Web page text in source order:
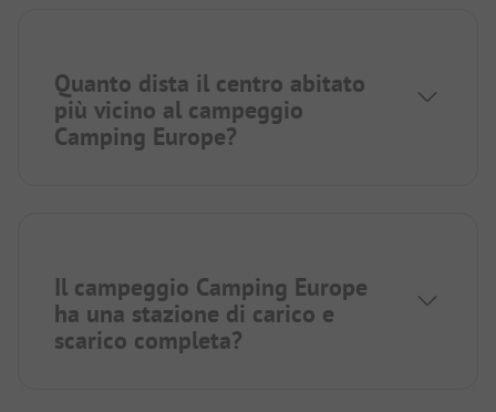
Quanto dista il centro abitato
più vicino al campeggio
Camping Europe?
Il campeggio Camping Europe
ha una stazione di carico e
scarico completa?